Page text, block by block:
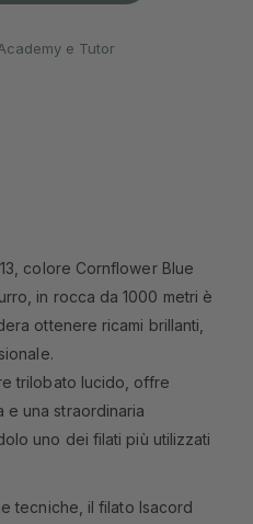
e Tutor
colore Cornflower Blue
in rocca da 1000 metri è
ottenere ricami brillanti,
trilobato lucido, offre
e una straordinaria
uno dei filati più utilizzati
tecniche, il filato Isacord